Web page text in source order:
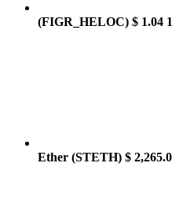
(FIGR_HELOC) $ 1.04
Ether (STETH) $